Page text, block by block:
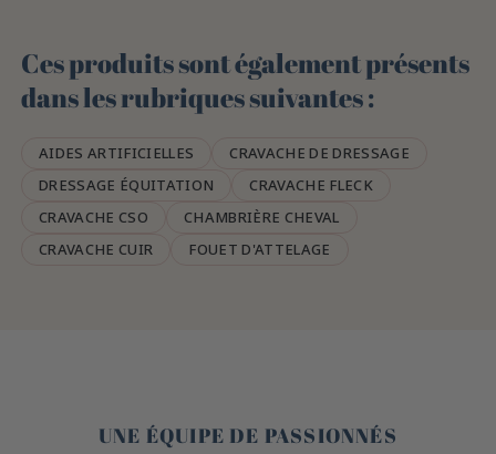
Ces produits sont également présents
dans les rubriques suivantes :
AIDES ARTIFICIELLES
CRAVACHE DE DRESSAGE
DRESSAGE ÉQUITATION
CRAVACHE FLECK
CRAVACHE CSO
CHAMBRIÈRE CHEVAL
CRAVACHE CUIR
FOUET D'ATTELAGE
UNE ÉQUIPE DE PASSIONNÉS